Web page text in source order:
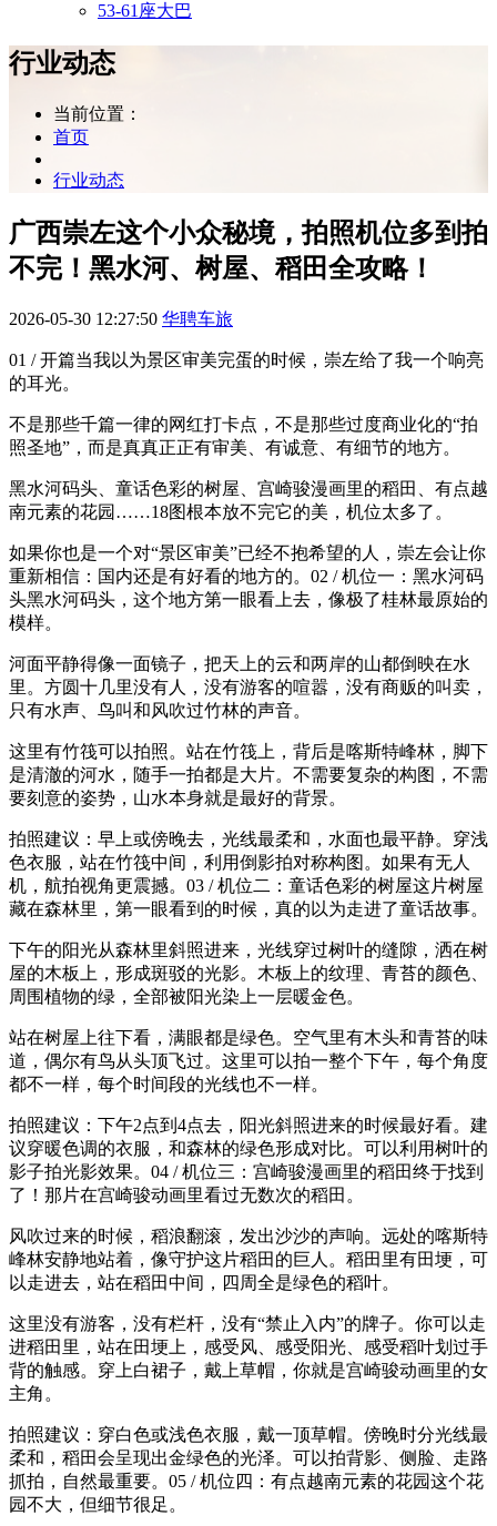
53-61座大巴
行业动态
当前位置：
首页
行业动态
​广西崇左这个小众秘境，拍照机位多到拍
不完！黑水河、树屋、稻田全攻略！
2026-05-30 12:27:50 华聘车旅
01 / 开篇当我以为景区审美完蛋的时候，崇左给了我一个响亮
的耳光。
不是那些千篇一律的网红打卡点，不是那些过度商业化的“拍
照圣地”，而是真真正正有审美、有诚意、有细节的地方。
黑水河码头、童话色彩的树屋、宫崎骏漫画里的稻田、有点越
南元素的花园……18图根本放不完它的美，机位太多了。
如果你也是一个对“景区审美”已经不抱希望的人，崇左会让你
重新相信：国内还是有好看的地方的。02 / 机位一：黑水河码
头黑水河码头，这个地方第一眼看上去，像极了桂林最原始的
模样。
河面平静得像一面镜子，把天上的云和两岸的山都倒映在水
里。方圆十几里没有人，没有游客的喧嚣，没有商贩的叫卖，
只有水声、鸟叫和风吹过竹林的声音。
这里有竹筏可以拍照。站在竹筏上，背后是喀斯特峰林，脚下
是清澈的河水，随手一拍都是大片。不需要复杂的构图，不需
要刻意的姿势，山水本身就是最好的背景。
拍照建议：早上或傍晚去，光线最柔和，水面也最平静。穿浅
色衣服，站在竹筏中间，利用倒影拍对称构图。如果有无人
机，航拍视角更震撼。03 / 机位二：童话色彩的树屋这片树屋
藏在森林里，第一眼看到的时候，真的以为走进了童话故事。
下午的阳光从森林里斜照进来，光线穿过树叶的缝隙，洒在树
屋的木板上，形成斑驳的光影。木板上的纹理、青苔的颜色、
周围植物的绿，全部被阳光染上一层暖金色。
站在树屋上往下看，满眼都是绿色。空气里有木头和青苔的味
道，偶尔有鸟从头顶飞过。这里可以拍一整个下午，每个角度
都不一样，每个时间段的光线也不一样。
拍照建议：下午2点到4点去，阳光斜照进来的时候最好看。建
议穿暖色调的衣服，和森林的绿色形成对比。可以利用树叶的
影子拍光影效果。04 / 机位三：宫崎骏漫画里的稻田终于找到
了！那片在宫崎骏动画里看过无数次的稻田。
风吹过来的时候，稻浪翻滚，发出沙沙的声响。远处的喀斯特
峰林安静地站着，像守护这片稻田的巨人。稻田里有田埂，可
以走进去，站在稻田中间，四周全是绿色的稻叶。
这里没有游客，没有栏杆，没有“禁止入内”的牌子。你可以走
进稻田里，站在田埂上，感受风、感受阳光、感受稻叶划过手
背的触感。穿上白裙子，戴上草帽，你就是宫崎骏动画里的女
主角。
拍照建议：穿白色或浅色衣服，戴一顶草帽。傍晚时分光线最
柔和，稻田会呈现出金绿色的光泽。可以拍背影、侧脸、走路
抓拍，自然最重要。05 / 机位四：有点越南元素的花园这个花
园不大，但细节很足。